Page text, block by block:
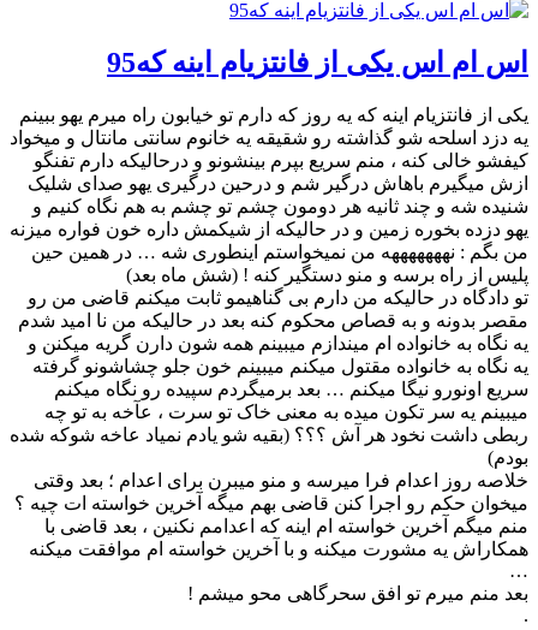
اس ام اس یکی‌ از فانتزیام اینه که95
یکی از فانتزیام اینه که یه روز که دارم تو خیابون راه میرم یهو ببینم
یه دزد اسلحه شو گذاشته رو شقیقه یه خانوم سانتی مانتال و میخواد
کیفشو خالی کنه ، منم سریع بپرم بینشونو و درحالیکه دارم تفنگو
ازش میگیرم باهاش درگیر شم و درحین درگیری یهو صدای شلیک
شنیده شه و چند ثانیه هر دومون چشم تو چشم به هم نگاه کنیم و
یهو دزده بخوره زمین و در حالیکه از شیکمش داره خون فواره میزنه
من بگم : نهههههههه من نمیخواستم اینطوری شه … در همین حین
پلیس از راه برسه و منو دستگیر کنه ! (شش ماه بعد)
تو دادگاه در حالیکه من دارم بی گناهیمو ثابت میکنم قاضی من رو
مقصر بدونه و به قصاص محکوم کنه بعد در حالیکه من نا امید شدم
یه نگاه به خانواده ام میندازم میبینم همه شون دارن گریه میکنن و
یه نگاه به خانواده مقتول میکنم میبینم خون جلو چشاشونو گرفته
سریع اونورو نیگا میکنم … بعد برمیگردم سپیده رو نگاه میکنم
میبینم یه سر تکون میده به معنی خاک تو سرت ، عآخه به تو چه
ربطی داشت نخود هر آش ؟؟؟ (بقیه شو یادم نمیاد عاخه شوکه شده
بودم)
خلاصه روز اعدام فرا میرسه و منو میبرن برای اعدام ؛ بعد وقتی
میخوان حکم رو اجرا کنن قاضی بهم میگه آخرین خواسته ات چیه ؟
منم میگم آخرین خواسته ام اینه که اعدامم نکنین ، بعد قاضی با
همکاراش یه مشورت میکنه و با آخرین خواسته ام موافقت میکنه
…
بعد منم میرم تو افق سحرگاهی محو میشم !
.